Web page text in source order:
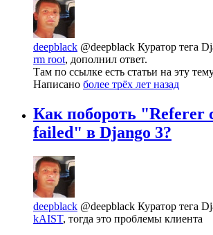
deepblack @deepblack Куратор тега
rm root, дополнил ответ.
Там по ссылке есть статьи на эту
Написано более трёх лет назад
Как побороть "Referer
failed" в Django 3?
deepblack @deepblack Куратор тега
kAIST, тогда это проблемы клиента